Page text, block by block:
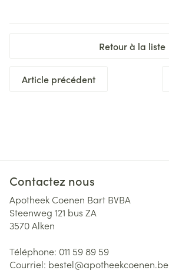
Retour à la liste
Article précédent
Contactez nous
Apotheek Coenen Bart BVBA
Steenweg 121 bus ZA
3570Alken
Téléphone: 011 59 89 59
Courriel: bestel@apotheekcoenen.be